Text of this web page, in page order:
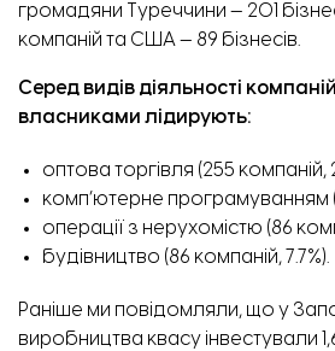
громадяни Туреччини — 201
компаній та США — 89 бізнесів.
Серед видів діяльності
власниками лідирують:
оптова торгівля (255 компаній,
комп’ютерне програмуванням
операції з нерухомістю (86
будівництво (86 компаній, 7.7%).
Раніше ми повідомляли, що у
виробництва квасу інвестували